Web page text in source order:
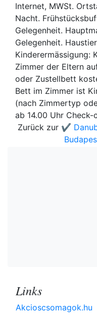
Internet, MWSt.
Nacht.
Gelegenheit.
Gelegenheit.
Kinderermässigung:
Zimmer der Eltern
oder Zustellbett
Bett im Zimmer ist
(nach Zimmertyp
ab 14.00 Uhr
Zurück zur ✔️
Links
Akcioscsomagok.hu